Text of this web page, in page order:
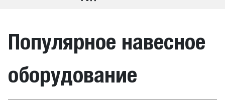
Популярное навесное
оборудование